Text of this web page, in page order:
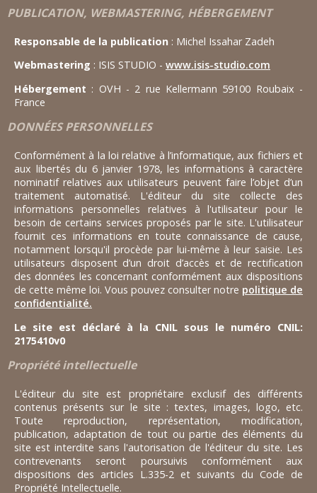
PUBLICATION, WEBMASTERING, HÉBERGEMENT
Responsable de la publication : Michel Issahar Zadeh
Webmastering : ISIS STUDIO - www.isis-studio.com
Hébergement : OVH - 2 rue Kellermann 59100 Roubaix -
France
DONNÉES PERSONNELLES
Conformément à la loi relative à l’informatique, aux fichiers et
aux libertés du 6 janvier 1978, les informations à caractère
nominatif relatives aux utilisateurs peuvent faire l’objet d’un
traitement automatisé. L'éditeur du site collecte des
informations personnelles relatives à l'utilisateur pour le
besoin de certains services proposés par le site. L'utilisateur
fournit ces informations en toute connaissance de cause,
notamment lorsqu'il procède par lui-même à leur saisie. Les
utilisateurs disposent d’un droit d’accès et de rectification
des données les concernant conformément aux dispositions
de cette même loi. Vous pouvez consulter notre politique de
confidentialité.
Le site est déclaré à la CNIL sous le numéro CNIL:
2175410v0
Propriété intellectuelle
L'éditeur du site est propriétaire exclusif des différents
contenus présents sur le site : textes, images, logo, etc.
Toute reproduction, représentation, modification,
publication, adaptation de tout ou partie des éléments du
site est interdite sans l'autorisation de l'éditeur du site. Les
contrevenants seront poursuivis conformément aux
dispositions des articles L.335-2 et suivants du Code de
Propriété Intellectuelle.